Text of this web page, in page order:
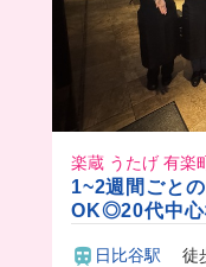
楽蔵 うたげ 有楽
1~2週間ごと
OK◎20代中心
日比谷駅 徒